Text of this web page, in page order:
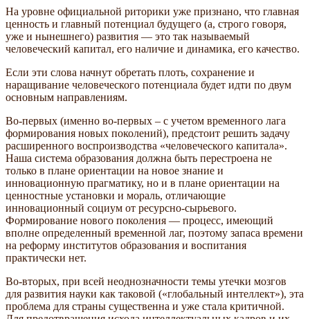
На уровне официальной риторики уже признано, что главная
ценность и главный потенциал будущего (а, строго говоря,
уже и нынешнего) развития — это так называемый
человеческий капитал, его наличие и динамика, его качество.
Если эти слова начнут обретать плоть, сохранение и
наращивание человеческого потенциала будет идти по двум
основным направлениям.
Во-первых (именно во-первых – с учетом временного лага
формирования новых поколений), предстоит решить задачу
расширенного воспроизводства «человеческого капитала».
Наша система образования должна быть перестроена не
только в плане ориентации на новое знание и
инновационную прагматику, но и в плане ориентации на
ценностные установки и мораль, отличающие
инновационный социум от ресурсно-сырьевого.
Формирование нового поколения — процесс, имеющий
вполне определенный временной лаг, поэтому запаса времени
на реформу институтов образования и воспитания
практически нет.
Во-вторых, при всей неоднозначности темы утечки мозгов
для развития науки как таковой («глобальный интеллект»), эта
проблема для страны существенна и уже стала критичной.